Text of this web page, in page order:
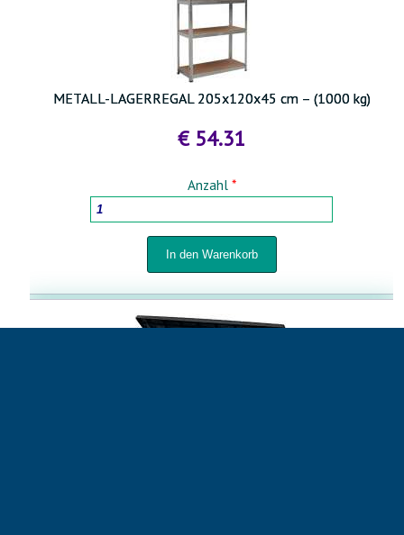
METALL-LAGERREGAL 205x120x45 cm – (1000 kg)
€ 54.31
Anzahl *